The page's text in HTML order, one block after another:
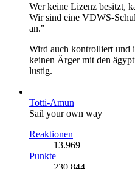
Wer keine Lizenz besitzt,
Wir sind eine VDWS-
an."
Wird auch kontrolliert und
keinen Ärger mit den
lustig.
Totti-Amun
Sail your own way
Reaktionen
13.969
Punkte
230.844